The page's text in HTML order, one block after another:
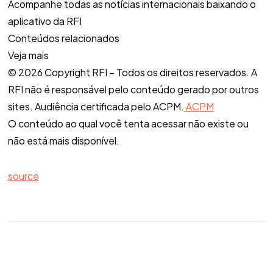
Acompanhe todas as notícias internacionais baixando o
aplicativo da RFI
Conteúdos relacionados
Veja mais
© 2026 Copyright RFI – Todos os direitos reservados. A
RFI não é responsável pelo conteúdo gerado por outros
sites. Audiência certificada pelo ACPM. ACPM
O conteúdo ao qual você tenta acessar não existe ou
não está mais disponível.
source